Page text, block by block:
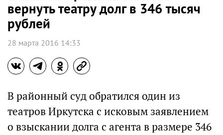
вернуть театру долг в 346 тысяч
рублей
28 марта 2016 14:33
В районный суд обратился один из
театров Иркутска с исковым заявлением
о взыскании долга с агента в размере 346